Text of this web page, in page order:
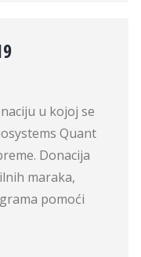
u kojoj se
Quant
Donacija
maraka,
pomoći